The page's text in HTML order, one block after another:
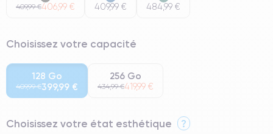
409,99 €406,99 € 409,99 € 484,99 €
Choisissez votre capacité
128 Go
409,99 €399,99 €
256 Go
434,99 €419,99 €
Choisissez votre état esthétique ?